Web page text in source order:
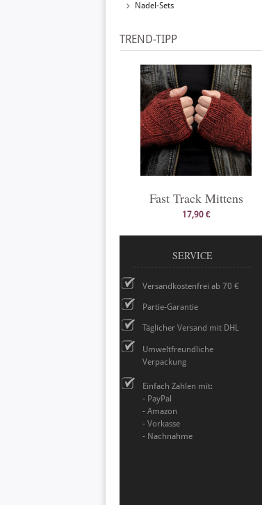
Nadel-Sets
TREND-TIPP
Fast Track Mittens
17,90 €
SERVICE
Versandkostenfrei ab 70 €
Partie-Garantie
Täglicher Versand mit DHL
Umweltfreundliche
Verpackung
Einfach Zahlen mit:
- PayPal
- Amazon
- Vorkasse
- Nachnahme